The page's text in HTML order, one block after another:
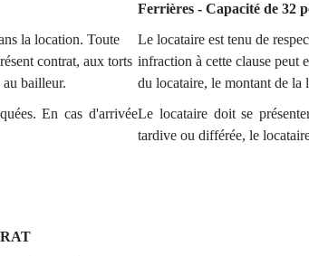
la location. Toute
contrat, aux torts
bailleur.
En cas d'arrivée
Ferrières - Capacité de 32
Le locataire est tenu de
infraction à cette clause peut
du locataire, le montant de la
Le locataire doit se
tardive ou différée, le